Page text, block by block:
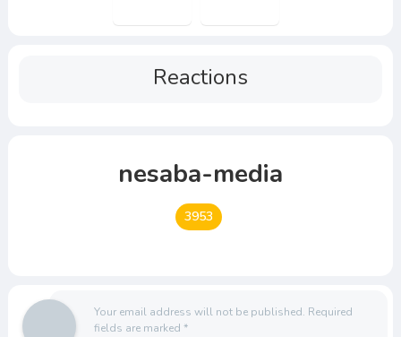
Reactions
nesaba-media
3953
Your email address will not be published. Required
fields are marked *